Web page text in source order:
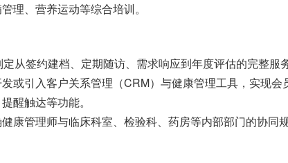
理、营养运动等综合培训。
签约建档、定期随访、需求响应到年度评估的完整服务
引入客户关系管理（CRM）与健康管理工具，实现会
醒触达等功能。
管理师与临床科室、检验科、药房等内部部门的协同